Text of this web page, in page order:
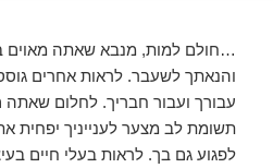
…חולם למות, מנבא שאתה מאוים
והנאתך לשעבר. לראות אחרים
עבורך ועבור חבריך. לחלום שאתה
תשומת לב מצער לענייניך יפחית
לפגוע גם בך. לראות בעלי חיים